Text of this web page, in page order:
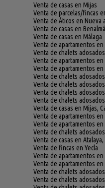
Venta de casas en Mijas
Venta de parcelas/fincas
Venta de Áticos en Nueva
Venta de casas en
Venta de casas en Málaga
Venta de apartamentos en
Venta de chalets
Venta de apartamentos en
Venta de apartamentos
Venta de chalets
Venta de chalets
Venta de chalets
Venta de chalets
Venta de casas en Mijas,
Venta de apartamentos
Venta de apartamentos en
Venta de chalets
Venta de casas en Atalaya,
Venta de fincas en Yecla
Venta de apartamentos
Venta de apartamentos
Venta de chalets
Venta de chalets